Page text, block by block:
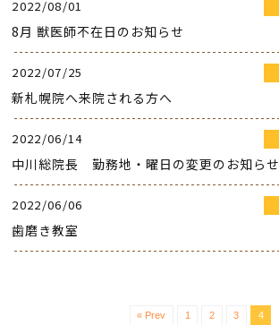
2022/08/01
8月 獣医師不在日のお知らせ
2022/07/25
新札幌院へ来院される方へ
2022/06/14
中川総院長 勤務地・曜日の変更のお知らせ
2022/06/06
歯磨き教室
« Prev 1 2 3 4